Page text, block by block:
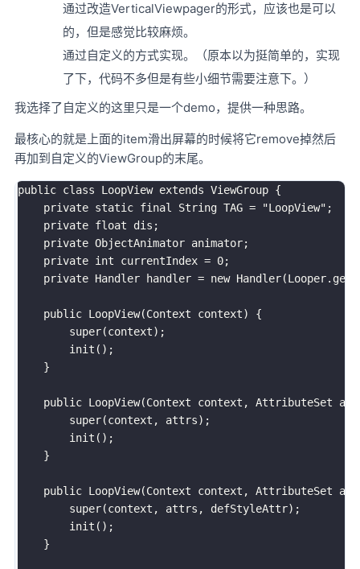
通过改造VerticalViewpager的形式，应该也是可以
的，但是感觉比较麻烦。
通过自定义的方式实现。（原本以为挺简单的，实现
了下，代码不多但是有些小细节需要注意下。）
我选择了自定义的这里只是一个demo，提供一种思路。
最核心的就是上面的item滑出屏幕的时候将它remove掉然后
再加到自定义的ViewGroup的末尾。
public class LoopView extends ViewGroup {
    private static final String TAG = "LoopView";
    private float dis;
    private ObjectAnimator animator;
    private int currentIndex = 0;
private Handler handler = new
    public LoopView(Context context) {
        super(context);
        init();
    }
public LoopView(Context context, AttributeSet
        super(context, attrs);
        init();
    }
public LoopView(Context context, AttributeSet
        super(context, attrs, defStyleAttr);
        init();
    }